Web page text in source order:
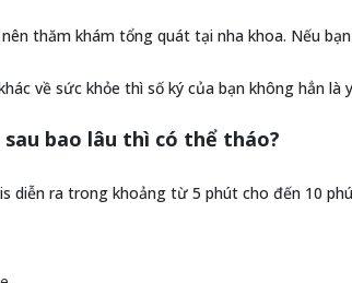
thăm khám tổng quát tại nha khoa. Nếu
về sức khỏe thì số ký của bạn không hẳn
bao lâu thì có thể tháo?
diễn ra trong khoảng từ 5 phút cho đến 10